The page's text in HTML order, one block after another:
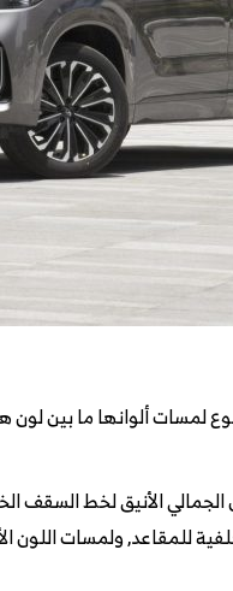
ألوانها ما بين لون
اللحظة الأولى الشكل الجمالي